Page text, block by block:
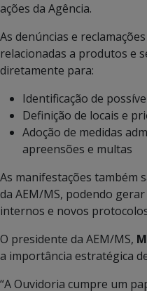
ações da Agência.
As denúncias e
relacionadas a produtos e
diretamente para:
Identificação de
Definição de locais e
Adoção de medidas
apreensões e multas
As manifestações também
da AEM/MS, podendo
internos e novos
O presidente da AEM/MS,
a importância estratégica
“A Ouvidoria cumpre um